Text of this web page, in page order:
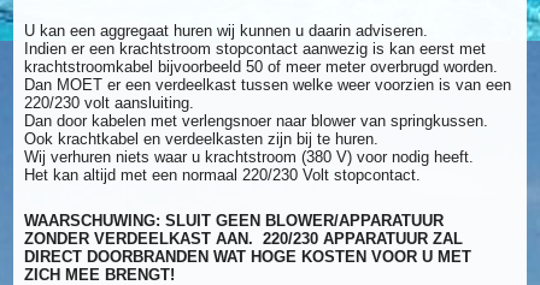
U kan een aggregaat huren wij kunnen u daarin adviseren.
Indien er een krachtstroom stopcontact aanwezig is kan eerst met
krachtstroomkabel bijvoorbeeld 50 of meer meter overbrugd worden.
Dan MOET er een verdeelkast tussen welke weer voorzien is van een
220/230 volt aansluiting.
Dan door kabelen met verlengsnoer naar blower van springkussen.
Ook krachtkabel en verdeelkasten zijn bij te huren.
Wij verhuren niets waar u krachtstroom (380 V) voor nodig heeft.
Het kan altijd met een normaal 220/230 Volt stopcontact.
WAARSCHUWING: SLUIT GEEN BLOWER/APPARATUUR
ZONDER VERDEELKAST AAN. 220/230 APPARATUUR ZAL
DIRECT DOORBRANDEN WAT HOGE KOSTEN VOOR U MET
ZICH MEE BRENGT!